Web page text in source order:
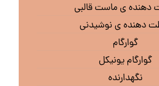
دهنده ی ماست قالبی
دهنده ی نوشیدنی
گوارگام
گوارگام یونیکل
نگهدارنده